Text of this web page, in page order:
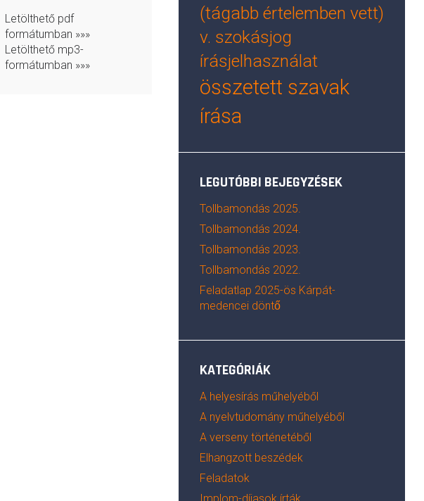
Letölthető pdf
formátumban »»»
Letölthető mp3-
formátumban »»»
(tágabb értelemben vett)
v. szokásjog
írásjelhasználat
összetett szavak
írása
LEGUTÓBBI BEJEGYZÉSEK
Tollbamondás 2025.
Tollbamondás 2024.
Tollbamondás 2023.
Tollbamondás 2022.
Feladatlap 2025-ös Kárpát-
medencei döntő
KATEGÓRIÁK
A helyesírás műhelyéből
A nyelvtudomány műhelyéből
A verseny történetéből
Elhangzott beszédek
Feladatok